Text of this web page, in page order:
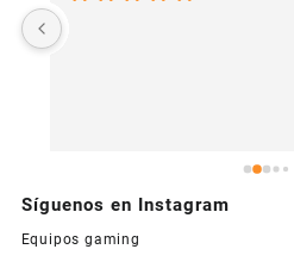
Síguenos en Instagram
Equipos gaming